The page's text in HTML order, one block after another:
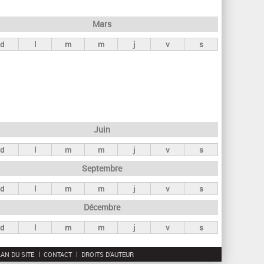
r
c
Mars
d l m m j v s
Juin
d l m m j v s
Septembre
d l m m j v s
Décembre
d l m m j v s
DU SITE CONTACT DROITS D'AUTEUR